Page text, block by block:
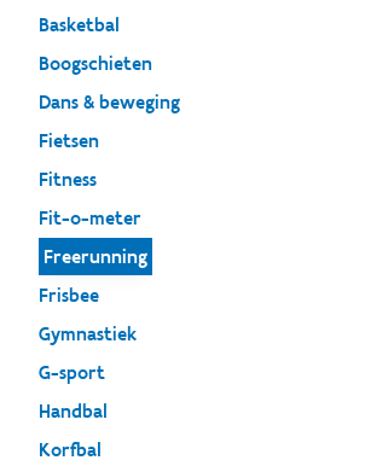
Basketbal
Boogschieten
Dans & beweging
Fietsen
Fitness
Fit-o-meter
Freerunning
Frisbee
Gymnastiek
G-sport
Handbal
Korfbal